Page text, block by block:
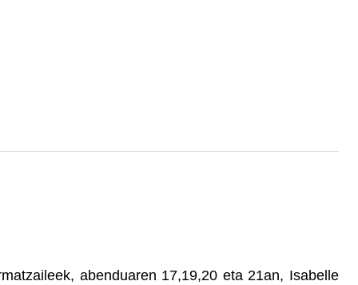
abenduaren 17,19,20 eta 21an, Isabelle